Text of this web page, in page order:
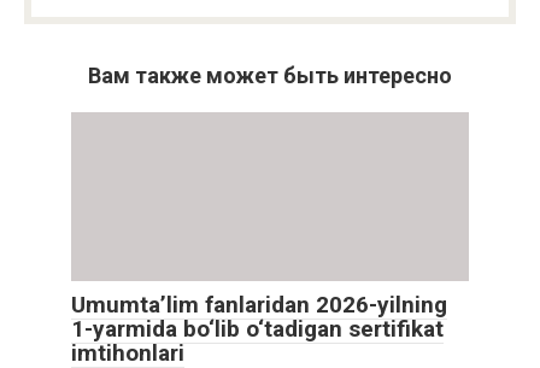
Вам также может быть интересно
Umumta’lim fanlaridan 2026-yilning
1-yarmida bo‘lib o‘tadigan sertifikat
imtihonlari